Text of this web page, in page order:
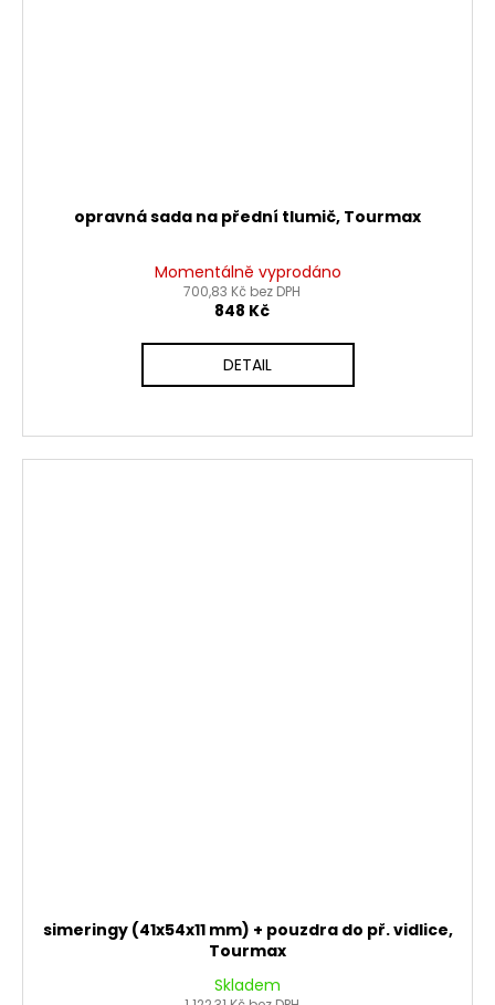
opravná sada na přední tlumič, Tourmax
Momentálně vyprodáno
700,83 Kč bez DPH
848 Kč
DETAIL
simeringy (41x54x11 mm) + pouzdra do př. vidlice,
Tourmax
Skladem